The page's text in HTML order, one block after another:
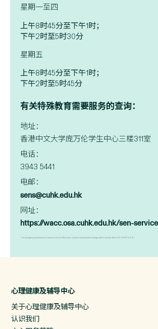
星期一至四
上午8时45分至下午1时；
下午2时至5时30分
星期五
上午8时45分至下午1时；
下午2时至5时45分
有关特殊教育需要服务的查询：
地址：
香港中文大学庞万伦学生中心三楼311室
电话：
3943 5441
电邮：
sens@cuhk.edu.hk
网址：
https://wacc.osa.cuhk.edu.hk/sen-
* For emergency assistance on campus outside office hours, please contact hostel/college staff or security office (Tel: 3943 7999).
心理健康及辅导中心
关于心理健康及辅导中心
认识我们